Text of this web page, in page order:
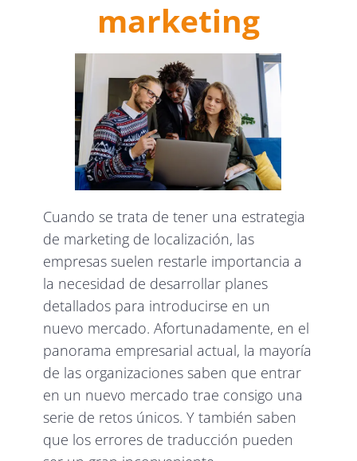
marketing
Cuando se trata de tener una estrategia
de marketing de localización, las
empresas suelen restarle importancia a
la necesidad de desarrollar planes
detallados para introducirse en un
nuevo mercado. Afortunadamente, en el
panorama empresarial actual, la mayoría
de las organizaciones saben que entrar
en un nuevo mercado trae consigo una
serie de retos únicos. Y también saben
que los errores de traducción pueden